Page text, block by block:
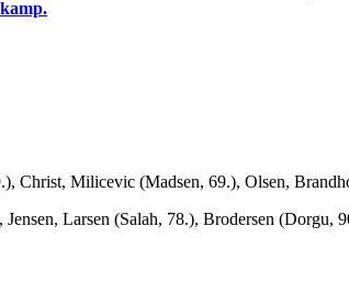
Christ, Milicevic (Madsen, 69.), Olsen,
Larsen (Salah, 78.), Brodersen (Dorgu,